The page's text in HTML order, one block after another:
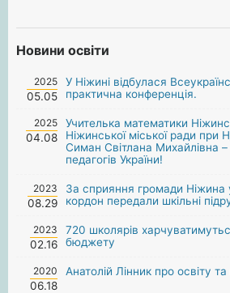
Новини освіти
2025
05.05
У Ніжині відбулася
практична конференція.
2025
04.08
Учителька математики
Ніжинської міської ради при
Симан Світлана Михайлівна
педагогів України!
2023
08.29
За сприяння громади Ніжина
кордон передали шкільні
2023
02.16
720 школярів
бюджету
2020
06.18
Анатолій Лінник про освіту